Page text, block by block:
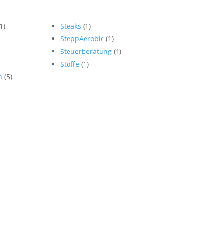
(5)
Steaks (1)
SteppAerobic (1)
Steuerberatung (1)
Stoffe (1)